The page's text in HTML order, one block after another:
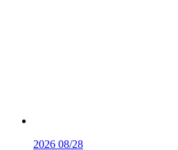
2026 08/28